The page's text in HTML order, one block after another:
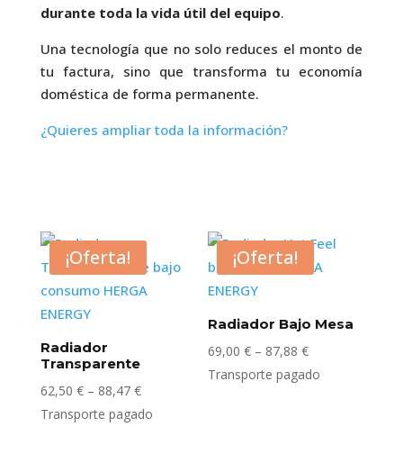
durante toda la vida útil del equipo.
Una tecnología que no solo reduces el monto de
tu factura, sino que transforma tu economía
doméstica de forma permanente.
¿Quieres ampliar toda la información?
¡Oferta!
Radiador
Transparente
62,50 € – 88,47 €Rango
de
Transporte pagado
¡Oferta!
Radiador Bajo Mesa
69,00€ – 87,88€Rango
de
Transporte pagado